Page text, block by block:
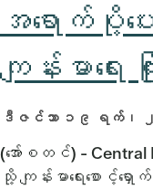
အရောက်ပို့
ကျန်းမာရေး
ဒီဇင်ဘာ ၁၉ ရက်၊
(အော်စတင်) - Central
သို့ ကျန်းမာရေးစောင့်